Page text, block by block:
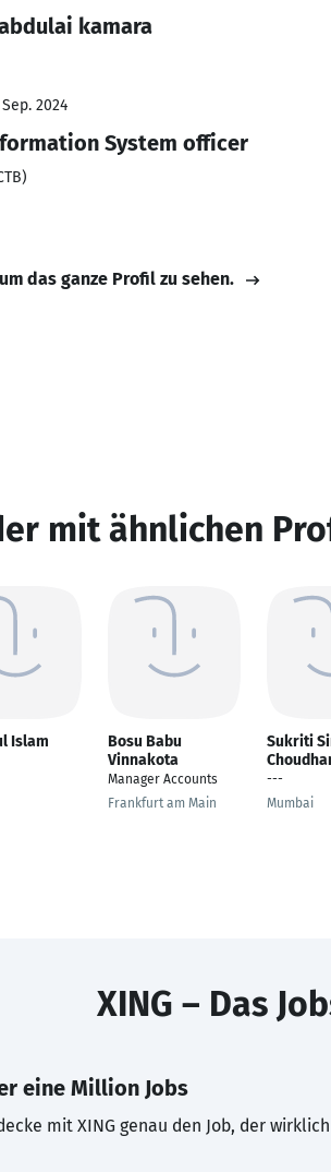
kamara
2024
System officer
das ganze Profil zu sehen.
mit ähnlichen
Islam
Bosu Babu
Vinnakota
Manager Accounts
Frankfurt am Main
Sukriti
---
Mumbai
XING – Das
eine Million Jobs
mit XING genau den Job, der